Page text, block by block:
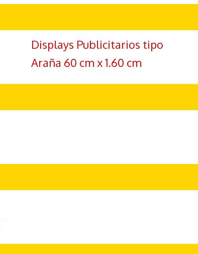
Displays Publicitarios tipo
Araña 60 cm x 1.60 cm